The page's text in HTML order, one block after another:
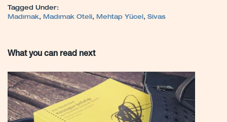
Tagged Under:
Madımak, Madımak Oteli, Mehtap Yücel , Sivas
What you can read next